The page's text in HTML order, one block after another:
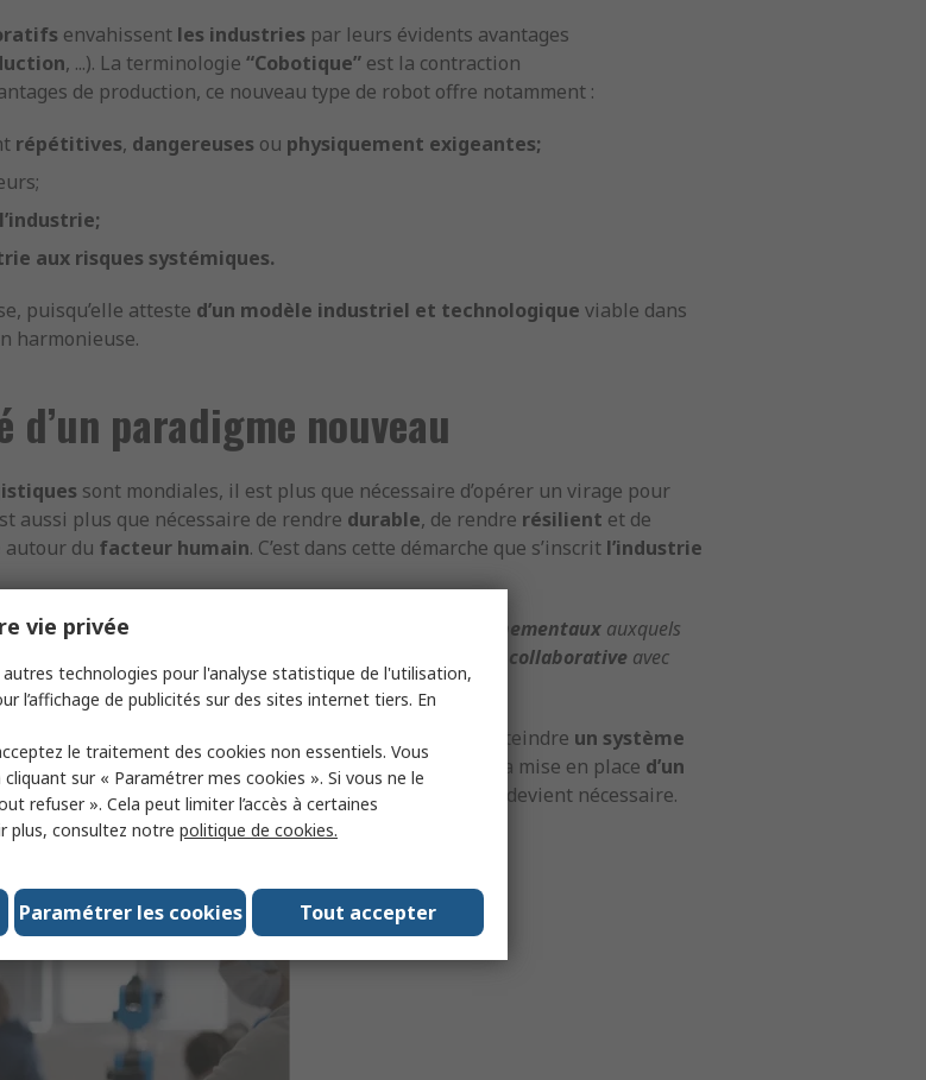
envahissent les industries par leurs évidents avantages
, ...). La terminologie “Cobotique” est la contraction
de production, ce nouveau type de robot offre notamment :
répétitives, dangereuses ou physiquement exigeantes;
l’industrie;
aux risques systémiques.
puisqu’elle atteste d’un modèle industriel et technologique viable dans
harmonieuse.
d’un paradigme nouveau
sont mondiales, il est plus que nécessaire d’opérer un virage pour
aussi plus que nécessaire de rendre durable, de rendre résilient et de
autour du facteur humain. C’est dans cette démarche que s’inscrit l’industrie
le monde a conscience environnementaux auxquels
collaborative avec
sont toujours aussi importantes, mais pour atteindre un système
elles ne peuvent occuper indéfiniment le premier plan. La mise en place d’un
et qui respecte les limitesdes ressources naturelles
devient nécessaire.
vie privée
technologies pour l'analyse statistique de l'utilisation,
l’affichage de publicités sur des sites internet tiers. En
le traitement des cookies non essentiels. Vous
sur « Paramétrer mes cookies ». Si vous ne le
refuser ». Cela peut limiter l’accès à certaines
plus, consultez notre politique de cookies.
Tout accepter
Paramétrer les cookies